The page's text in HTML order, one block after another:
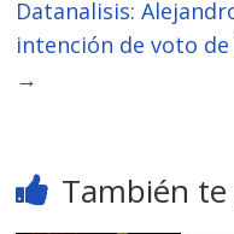
Datanalisis:
intención de voto
→
También